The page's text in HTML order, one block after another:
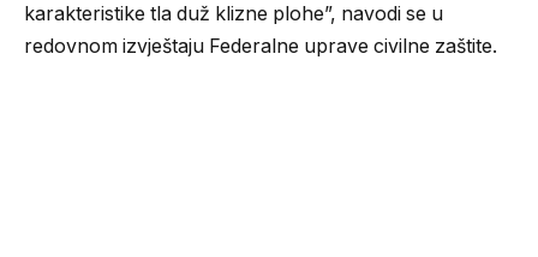
karakteristike tla duž klizne plohe”, navodi se u
redovnom izvještaju Federalne uprave civilne zaštite.